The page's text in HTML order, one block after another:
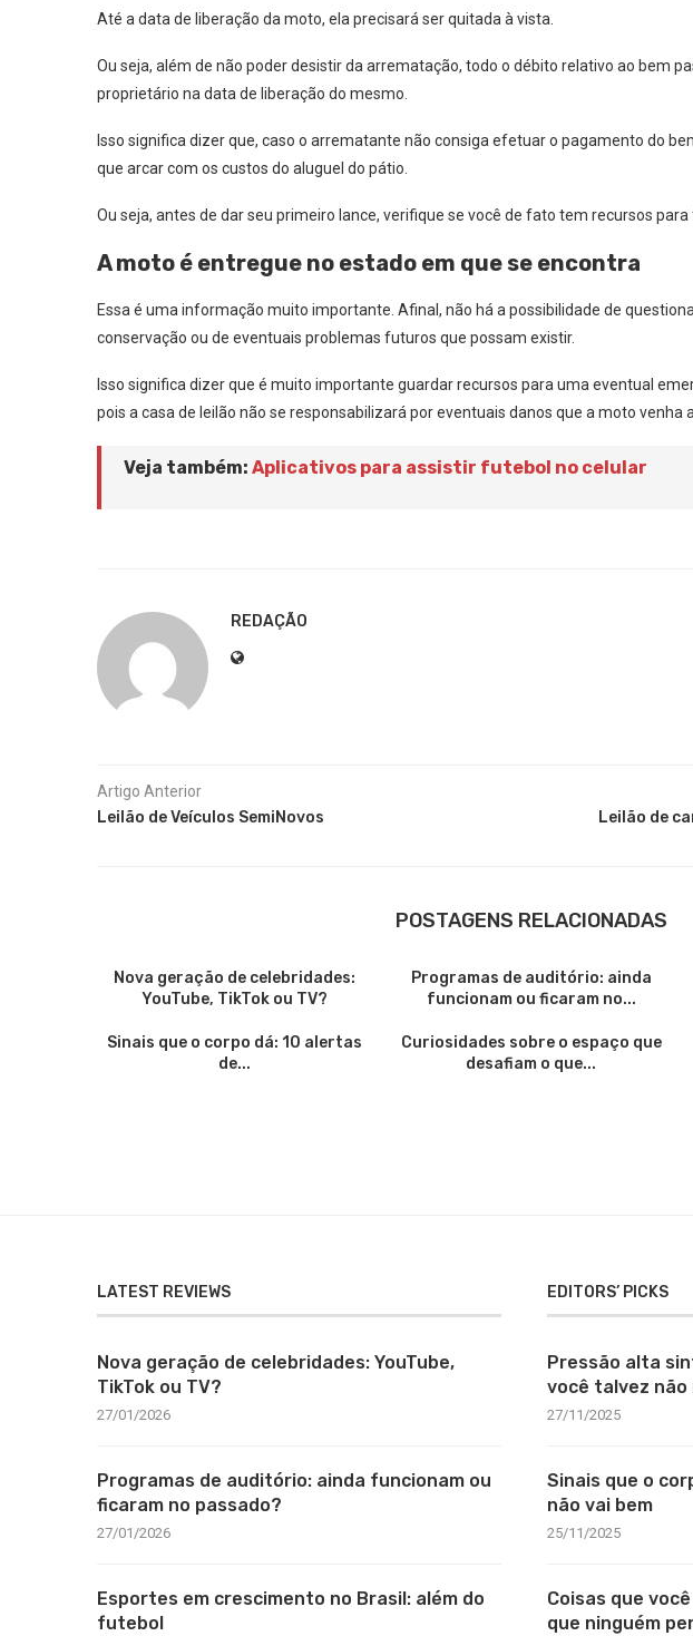
Até a data de liberação da moto, ela precisará ser quitada à vista.
Ou seja, além de não poder desistir da arrematação, todo o débito relativo ao bem
proprietário na data de liberação do mesmo.
Isso significa dizer que, caso o arrematante não consiga efetuar o pagamento do
que arcar com os custos do aluguel do pátio.
Ou seja, antes de dar seu primeiro lance, verifique se você de fato tem recursos
A moto é entregue no estado em que se encontra
Essa é uma informação muito importante. Afinal, não há a possibilidade de
conservação ou de eventuais problemas futuros que possam existir.
Isso significa dizer que é muito importante guardar recursos para uma eventual
pois a casa de leilão não se responsabilizará por eventuais danos que a moto venha
Veja também: Aplicativos para assistir futebol no celular
REDAÇÃO
Artigo Anterior
Leilão de Veículos SemiNovos
Leilão de
POSTAGENS RELACIONADAS
Nova geração de celebridades:
YouTube, TikTok ou TV?
Programas de auditório: ainda
funcionam ou ficaram no...
Sinais que o corpo dá: 10 alertas
de...
Curiosidades sobre o espaço que
desafiam o que...
LATEST REVIEWS
Nova geração de celebridades: YouTube,
TikTok ou TV?
27/01/2026
Programas de auditório: ainda funcionam ou
ficaram no passado?
27/01/2026
Esportes em crescimento no Brasil: além do
futebol
EDITORS’ PICKS
Pressão alta
você talvez não
27/11/2025
Sinais que o
não vai bem
25/11/2025
Coisas que
que ninguém